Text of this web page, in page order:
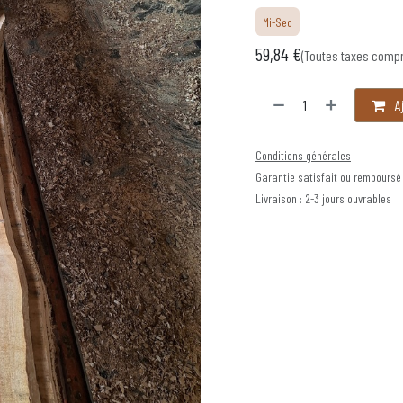
Mi-Sec
59,84 €(Toutes taxes
Conditions générales
Garantie satisfait ou
Livraison : 2-3 jours ouvrables